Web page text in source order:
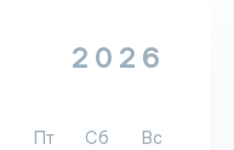
2026
Пт Сб
Вс